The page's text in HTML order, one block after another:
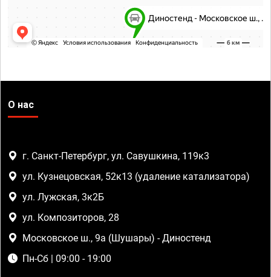
О нас
г. Санкт-Петербург, ул. Савушкина, 119к3
ул. Кузнецовская, 52к13 (удаление катализатора)
ул. Лужская, 3к2Б
ул. Композиторов, 28
Московское ш., 9а (Шушары) - Диностенд
Пн-Сб | 09:00 - 19:00